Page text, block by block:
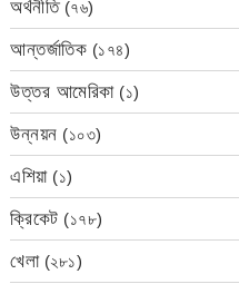
অর্থনীতি(৭৬)
আন্তর্জাতিক (১৭৪)
উত্তর আমেরিকা(১)
উন্নয়ন (১০৩)
এশিয়া(১)
ক্রিকেট (১৭৮)
খেলা(২৮১)